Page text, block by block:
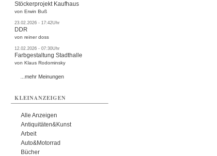
Stöckerprojekt Kaufhaus
von Erwin Buß
23.02.2026 - 17:42Uhr
DDR
von reiner doss
12.02.2026 - 07:30Uhr
Farbgestaltung Stadthalle
von Klaus Rodominsky
...mehr Meinungen
KLEINANZEIGEN
Alle Anzeigen
Antiquitäten&Kunst
Arbeit
Auto&Motorrad
Bücher